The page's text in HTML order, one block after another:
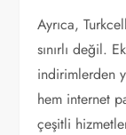
Ayrıca,
sınırlı değil.
indirimlerden
hem internet
çeşitli